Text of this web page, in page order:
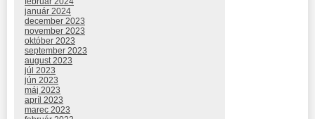
január 2024
december 2023
november 2023
október 2023
september 2023
august 2023
júl 2023
jún 2023
máj 2023
apríl 2023
marec 2023